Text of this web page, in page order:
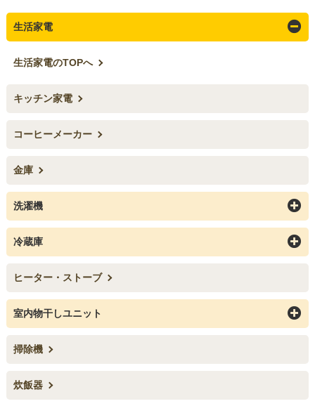
生活家電
生活家電のTOPへ
キッチン家電
コーヒーメーカー
金庫
洗濯機
冷蔵庫
ヒーター・ストーブ
室内物干しユニット
掃除機
炊飯器